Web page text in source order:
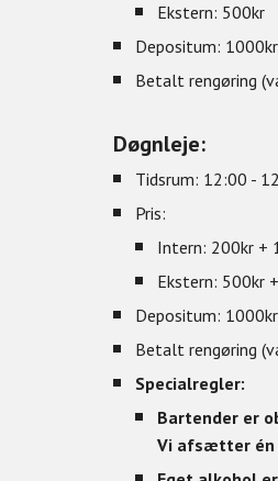
Ekstern: 500kr
Depositum:
Betalt rengøring
Døgnleje:
Tidsrum: 12:00 -
Pris:
Intern: 200kr +
Ekstern: 500kr +
Depositum: 1000kr
Betalt rengøring
Specialregler:
Bartender er
Vi afsætter én